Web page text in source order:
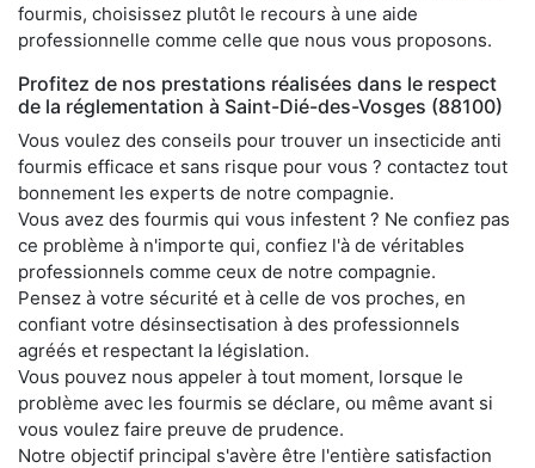
fourmis, choisissez plutôt le recours à une aide
professionnelle comme celle que nous vous proposons.
Profitez de nos prestations réalisées dans le respect
de la réglementation à Saint-Dié-des-Vosges (88100)
Vous voulez des conseils pour trouver un insecticide anti
fourmis efficace et sans risque pour vous ? contactez tout
bonnement les experts de notre compagnie.
Vous avez des fourmis qui vous infestent ? Ne confiez pas
ce problème à n'importe qui, confiez l'à de véritables
professionnels comme ceux de notre compagnie.
Pensez à votre sécurité et à celle de vos proches, en
confiant votre désinsectisation à des professionnels
agréés et respectant la législation.
Vous pouvez nous appeler à tout moment, lorsque le
problème avec les fourmis se déclare, ou même avant si
vous voulez faire preuve de prudence.
Notre objectif principal s'avère être l'entière satisfaction